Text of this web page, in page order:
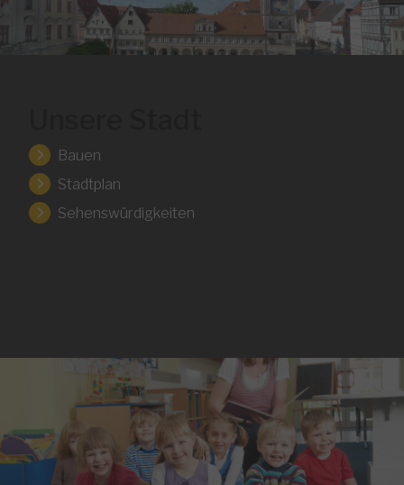
Bauen
Stadtplan
Sehenswürdigkeiten